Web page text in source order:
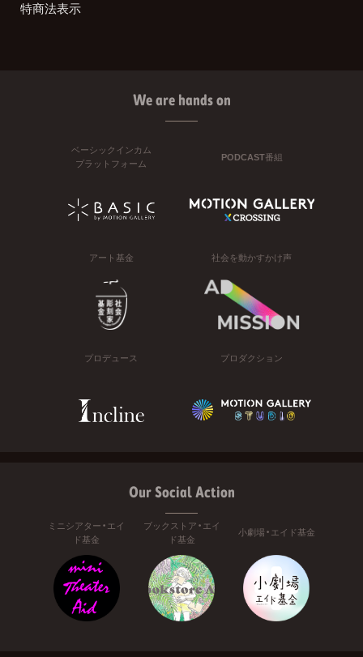
特商法表示
We are hands on
ベーシックインカム
プラットフォーム
PODCAST番組
アート基金 社会を動かすかけ声
プロデュース プロダクション
Our Social Action
ミニシアター・エイ
ド基金
ブックストア・エイ
ド基金
小劇場・エイド基金